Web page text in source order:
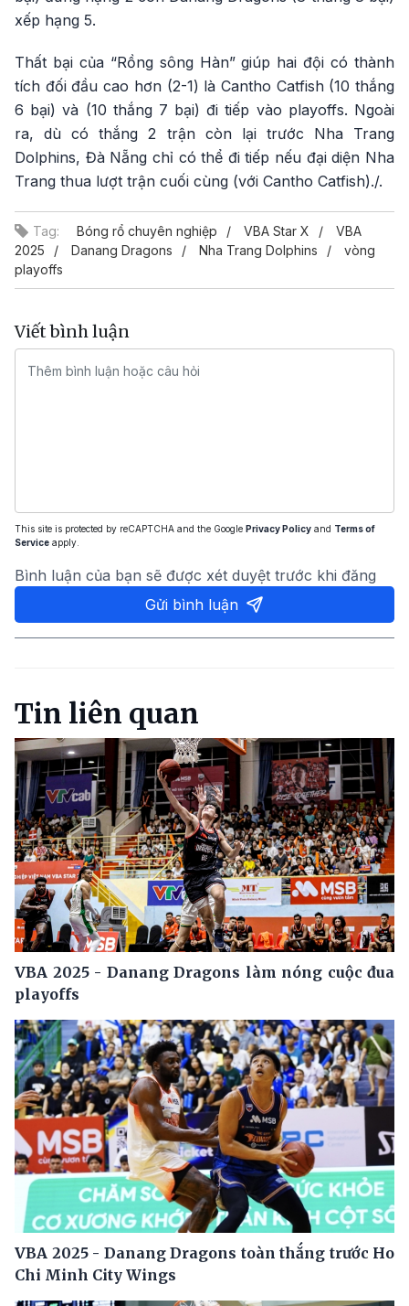
xếp hạng 5.
Thất bại của “Rồng sông Hàn” giúp hai đội có thành
tích đối đầu cao hơn (2-1) là Cantho Catfish (10 thắng
6 bại) và (10 thắng 7 bại) đi tiếp vào playoffs. Ngoài
ra, dù có thắng 2 trận còn lại trước Nha Trang
Dolphins, Đà Nẵng chỉ có thể đi tiếp nếu đại diện Nha
Trang thua lượt trận cuối cùng (với Cantho Catfish)./.
Tag: Bóng rổ chuyên nghiệp VBA Star X
VBA
2025
Danang Dragons Nha Trang Dolphins
vòng
playoffs
Viết bình luận
This site is protected by reCAPTCHA and the Google Privacy Policy and Terms of
Service apply.
Bình luận của bạn sẽ được xét duyệt trước khi đăng
Gửi bình luận
Tin liên quan
VBA 2025 - Danang Dragons làm nóng cuộc đua
playoffs
VBA 2025 - Danang Dragons toàn thắng trước Ho
Chi Minh City Wings